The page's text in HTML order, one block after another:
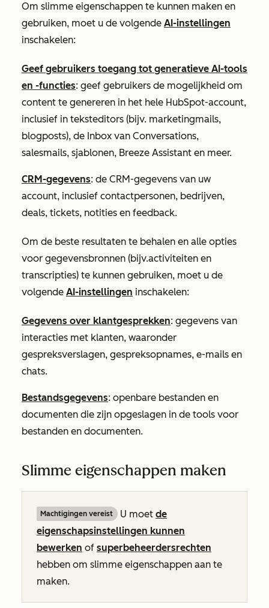
Om slimme eigenschappen te kunnen maken en
gebruiken, moet u de volgende AI-instellingen
inschakelen:
Geef gebruikers toegang tot generatieve AI-tools
en -functies: geef gebruikers de mogelijkheid om
content te genereren in het hele HubSpot-account,
inclusief in teksteditors (bijv. marketingmails,
blogposts), de Inbox van Conversations,
salesmails, sjablonen, Breeze Assistant en meer.
CRM-gegevens: de CRM-gegevens van uw
account, inclusief contactpersonen, bedrijven,
deals, tickets, notities en feedback.
Om de beste resultaten te behalen en alle opties
voor gegevensbronnen (bijv.activiteiten en
transcripties) te kunnen gebruiken, moet u de
volgende AI-instellingen inschakelen:
Gegevens over klantgesprekken: gegevens van
interacties met klanten, waaronder
gespreksverslagen, gespreksopnames, e-mails en
chats.
Bestandsgegevens: openbare bestanden en
documenten die zijn opgeslagen in de tools voor
bestanden en documenten.
Slimme eigenschappen maken
Machtigingen vereist U moet de
eigenschapsinstellingen kunnen
bewerken of superbeheerdersrechten
hebben om slimme eigenschappen aan te
maken.